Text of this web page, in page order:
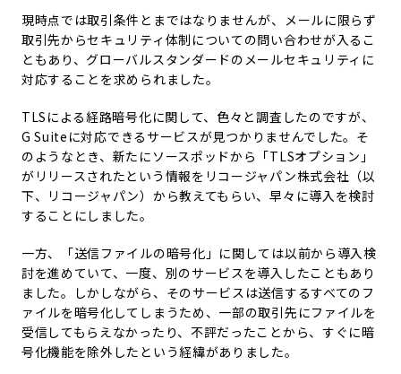
現時点では取引条件とまではなりませんが、メールに限らず
取引先からセキュリティ体制についての問い合わせが入るこ
ともあり、グローバルスタンダードのメールセキュリティに
対応することを求められました。
TLSによる経路暗号化に関して、色々と調査したのですが、
G Suiteに対応できるサービスが見つかりませんでした。そ
のようなとき、新たにソースポッドから「TLSオプション」
がリリースされたという情報をリコージャパン株式会社（以
下、リコージャパン）から教えてもらい、早々に導入を検討
することにしました。
一方、「送信ファイルの暗号化」に関しては以前から導入検
討を進めていて、一度、別のサービスを導入したこともあり
ました。しかしながら、そのサービスは送信するすべてのフ
ァイルを暗号化してしまうため、一部の取引先にファイルを
受信してもらえなかったり、不評だったことから、すぐに暗
号化機能を除外したという経緯がありました。